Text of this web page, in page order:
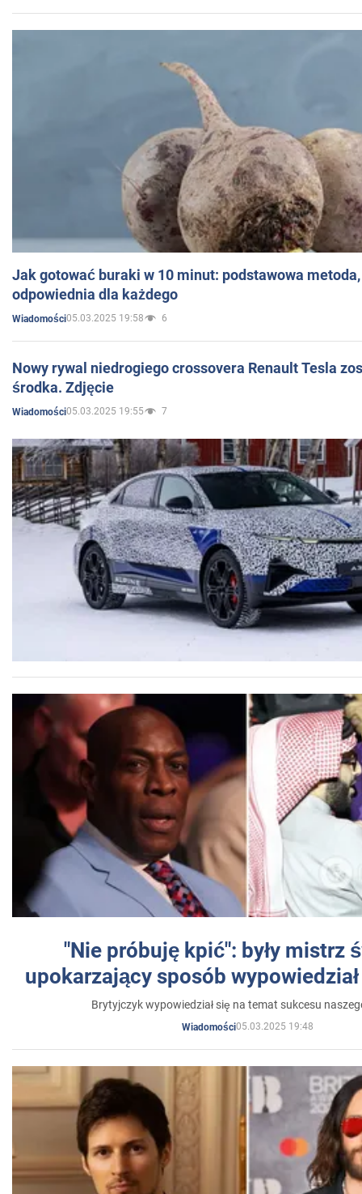
Jak gotować buraki w 10 minut: podstawowa
odpowiednia dla każdego
Wiadomości05.03.2025 19:58 6
Nowy rywal niedrogiego crossovera Renault Tesla
środka. Zdjęcie
Wiadomości05.03.2025 19:55 7
"Nie próbuję kpić": były mistrz
upokarzający sposób
Brytyjczyk wypowiedział się na temat sukcesu
Wiadomości05.03.2025 19:48